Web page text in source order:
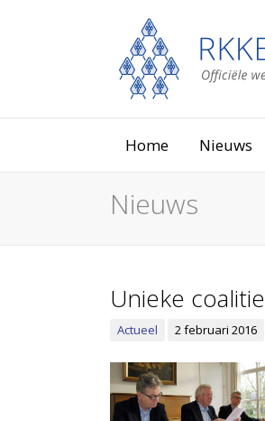
Home Nieuws
Nieuws
Unieke
Actueel 2 februari 2016